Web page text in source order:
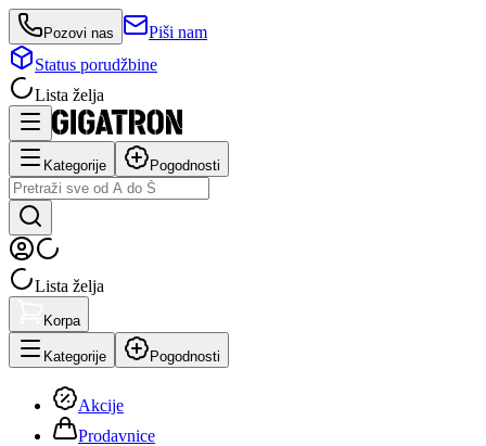
Pozovi nas
Piši nam
Status porudžbine
Lista želja
Kategorije Pogodnosti
Lista želja
Korpa
Kategorije Pogodnosti
Akcije
Prodavnice